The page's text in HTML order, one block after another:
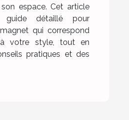
espace. Cet article
guide détaillé pour
qui correspond
à votre style, tout en
pratiques et des